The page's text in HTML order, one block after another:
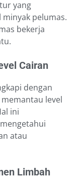
yang
pelumas.
bekerja
Cairan
dengan
level
ini
atau
Limbah